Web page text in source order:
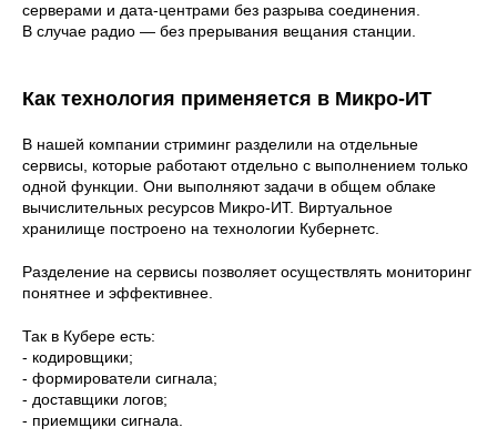
серверами и дата-центрами без разрыва соединения.
В случае радио — без прерывания вещания станции.
Как технология применяется в Микро-ИТ
В нашей компании стриминг разделили на отдельные
сервисы, которые работают отдельно с выполнением только
одной функции. Они выполняют задачи в общем облаке
вычислительных ресурсов Микро-ИТ. Виртуальное
хранилище построено на технологии Кубернетс.
Разделение на сервисы позволяет осуществлять мониторинг
понятнее и эффективнее.
Так в Кубере есть:
- кодировщики;
- формирователи сигнала;
- доставщики логов;
- приемщики сигнала.